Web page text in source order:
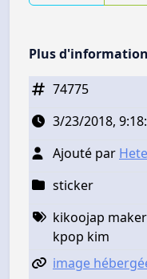
Plus d'information
74775
3/23/2018,
Ajouté par
sticker
kikoojap
kpop kim
image